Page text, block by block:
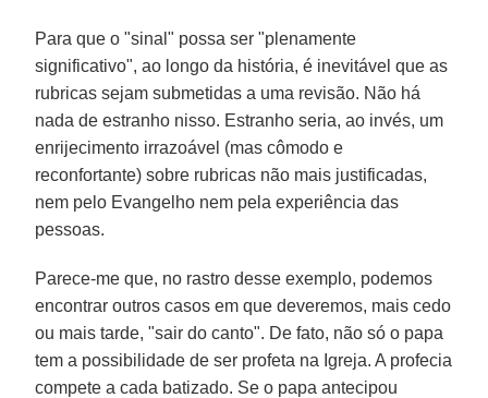
Para que o "sinal" possa ser "plenamente
significativo", ao longo da história, é inevitável que as
rubricas sejam submetidas a uma revisão. Não há
nada de estranho nisso. Estranho seria, ao invés, um
enrijecimento irrazoável (mas cômodo e
reconfortante) sobre rubricas não mais justificadas,
nem pelo Evangelho nem pela experiência das
pessoas.
Parece-me que, no rastro desse exemplo, podemos
encontrar outros casos em que deveremos, mais cedo
ou mais tarde, "sair do canto". De fato, não só o papa
tem a possibilidade de ser profeta na Igreja. A profecia
compete a cada batizado. Se o papa antecipou